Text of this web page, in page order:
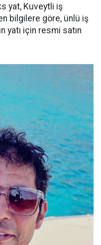
yat, Kuveytli iş
bilgilere göre, ünlü iş
yatı için resmi satın